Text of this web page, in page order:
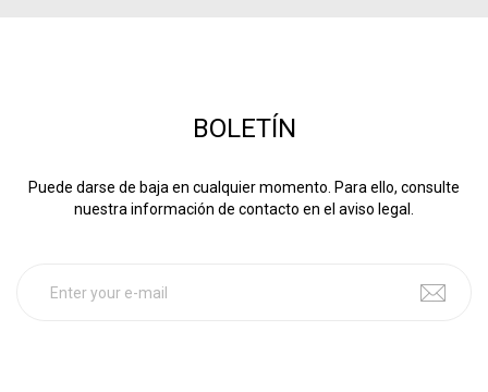
BOLETÍN
Puede darse de baja en cualquier momento. Para ello, consulte
nuestra información de contacto en el aviso legal.